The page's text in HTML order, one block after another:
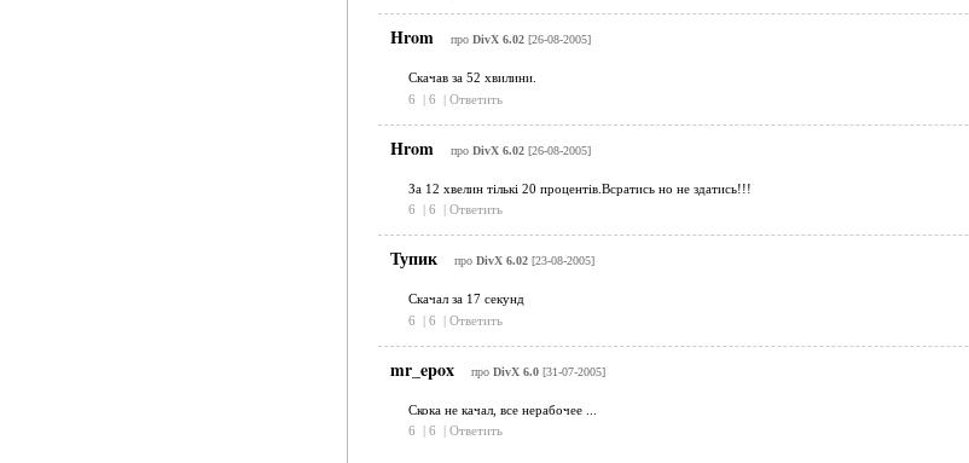
Hrom про DivX 6.02[26-08-2005]
Скачав за 52 хвилини.
6
| 6 | Ответить
Hrom про DivX 6.02[26-08-2005]
За 12 хвелин тількі 20 процентів.Всратись но не здатись!!!
6
| 6 | Ответить
Тупик про DivX 6.02[23-08-2005]
Скачал за 17 секунд
6
| 6 | Ответить
mr_epox про DivX 6.0[31-07-2005]
Скока не качал, все нерабочее ...
6
| 6 | Ответить